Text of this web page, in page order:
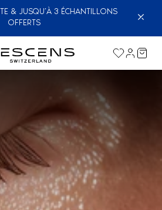
& JUSQU’À 3 ÉCHANTILLONS
OFFERTS